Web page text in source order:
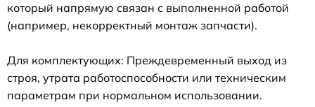
который напрямую связан с выполненной работой
(например, некорректный монтаж запчасти).
Для комплектующих: Преждевременный выход из
строя, утрата работоспособности или техническим
параметрам при нормальном использовании.